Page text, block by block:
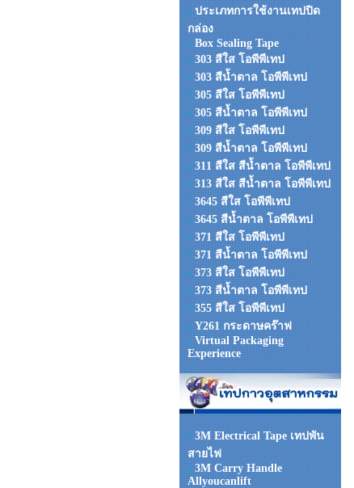
ประเภทการใช้งานเทปปิด
กล่อง
Box Sealing Tape
303 สีใส โอพีพีเทป
303 สีน้ำตาล โอพีพีเทป
305 สีใส โอพีพีเทป
305 สีน้ำตาล โอพีพีเทป
309 สีใส โอพีพีเทป
309 สีน้ำตาล โอพีพีเทป
311 สีใส สีน้ำตาล โอพีพีเทป
313 สีใส สีน้ำตาล โอพีพีเทป
3645 สีใส โอพีพีเทป
3645 สีน้ำตาล โอพีพีเทป
371 สีใส โอพีพีเทป
371 สีน้ำตาล โอพีพีเทป
373 สีใส โอพีพีเทป
373 สีน้ำตาล โอพีพีเทป
355 สีใส โอพีพีเทป
Y261 กระดาษคร๊าฟ
Virtual Packaging
Experience
3M Electrical Tape เทปพัน
สายไฟ
3M Carry Handle
Allyoucanlift